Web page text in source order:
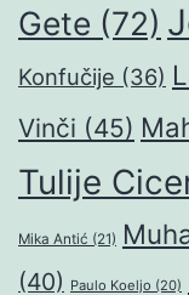
Gete (72)
Konfučije (36)
Vinči (45)
Tulije
Mika Antić (21)
(40) Paulo Koeljo (20)